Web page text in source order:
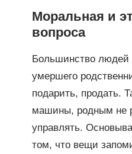
Моральная и
вопроса
Большинство людей
умершего
подарить, продать.
машины, родным не
управлять.
том, что вещи